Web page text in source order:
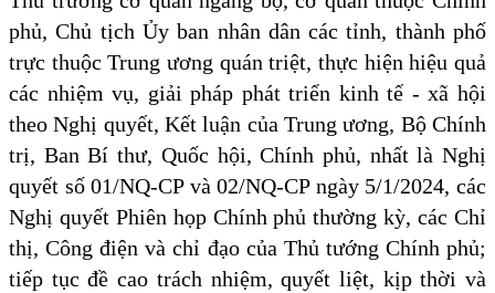
phủ, Chủ tịch Ủy ban nhân dân các tỉnh, thành phố
trực thuộc Trung ương quán triệt, thực hiện hiệu quả
các nhiệm vụ, giải pháp phát triển kinh tế - xã hội
theo Nghị quyết, Kết luận của Trung ương, Bộ Chính
trị, Ban Bí thư, Quốc hội, Chính phủ, nhất là Nghị
quyết số 01/NQ-CP và 02/NQ-CP ngày 5/1/2024, các
Nghị quyết Phiên họp Chính phủ thường kỳ, các Chỉ
thị, Công điện và chỉ đạo của Thủ tướng Chính phủ;
tiếp tục đề cao trách nhiệm, quyết liệt, kịp thời và